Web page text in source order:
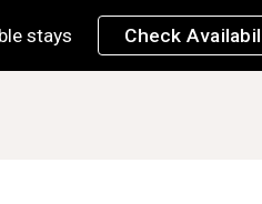
Skip to
stays Check